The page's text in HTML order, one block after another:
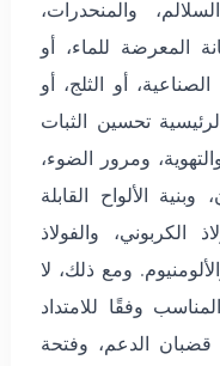
والمنحدرات،
المعرضة للماء، أو
أو الثلج، أو
تحسين الثبات
ومرور الضوء،
الألواح القابلة
الكربوني، والفولاذ
ومع ذلك، لا
وفقًا للامتداد
قضبان الدعم، وفتحة